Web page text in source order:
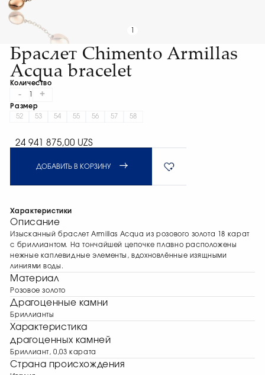
Браслет Chimento Armillas
Acqua bracelet
Количество
- +
Размер
52
53 54 55 56 57 58
24 941 875,00 UZS
ДОБАВИТЬ В КОРЗИНУ
Характеристики
Описание
Изысканный браслет Armillas Acqua из розового золота 18 карат
с бриллиантом. На тончайшей цепочке плавно расположены
нежные каплевидные элементы, вдохновлённые изящными
линиями воды.
Материал
Розовое золото
Драгоценные камни
Бриллианты
Характеристика
драгоценных камней
Бриллиант, 0,03 карата
Страна происхождения